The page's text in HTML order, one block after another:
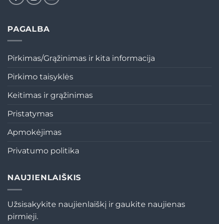
PAGALBA
Pirkimas/Grąžinimas ir kita informacija
Pirkimo taisyklės
Keitimas ir grąžinimas
Pristatymas
Apmokėjimas
Privatumo politika
NAUJIENLAIŠKIS
Užsisakykite naujienlaiškį ir gaukite naujienas
pirmieji.